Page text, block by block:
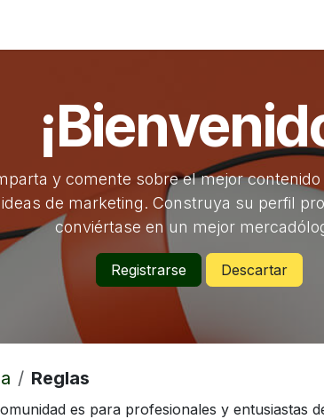
y comente sobre el mejor
ideas de marketing. Construya su perfil
conviértase en un mejor
Registrarse Descartar
Reglas
es para profesionales y entusiastas